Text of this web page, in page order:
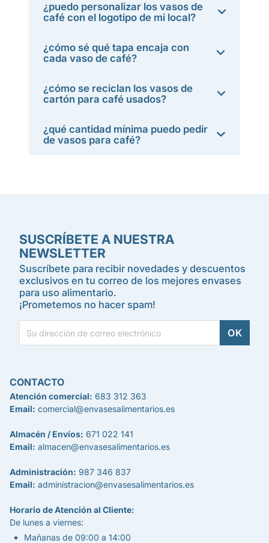
¿puedo personalizar los vasos de
café con el logotipo de mi local?
¿cómo sé qué tapa encaja con
cada vaso de café?
¿cómo se reciclan los vasos de
cartón para café usados?
¿qué cantidad mínima puedo pedir
de vasos para café?
SUSCRÍBETE A NUESTRA
NEWSLETTER
Suscríbete para recibir novedades y descuentos
exclusivos en tu correo de los mejores envases
para uso alimentario.
¡Prometemos no hacer spam!
CONTACTO
Atención comercial: 683 312 363
Email: comercial@envasesalimentarios.es
Almacén / Envíos: 671 022 141
Email: almacen@envasesalimentarios.es
Administración: 987 346 837
Email: administracion@envasesalimentarios.es
Horario de Atención al Cliente:
De lunes a viernes:
Mañanas de 09:00 a 14:00